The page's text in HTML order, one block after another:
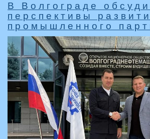
В Волгограде
перспективы
промышленного